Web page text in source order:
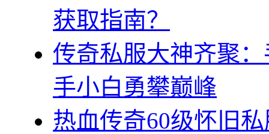
获取指南？
传奇私服大神齐聚
手小白勇攀巅峰
热血传奇60级怀旧